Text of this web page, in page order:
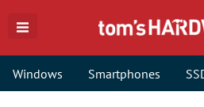
Windows Smartphones